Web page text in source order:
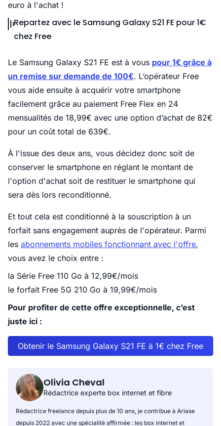
euro à l'achat !
Repartez avec le Samsung Galaxy S21 FE pour 1€
chez Free
Le Samsung Galaxy S21 FE est à vous pour 1€ grâce à
un remise sur demande de 100€. L’opérateur Free
vous aide ensuite à acquérir votre smartphone
facilement grâce au paiement Free Flex en 24
mensualités de 18,99€ avec une option d’achat de 82€
pour un coût total de 639€.
À l'issue des deux ans, vous décidez donc soit de
conserver le smartphone en réglant le montant de
l'option d'achat soit de restituer le smartphone qui
sera dès lors reconditionné.
Et tout cela est conditionné à la souscription à un
forfait sans engagement auprès de l'opérateur. Parmi
les abonnements mobiles fonctionnant avec l'offre,
vous avez le choix entre :
la Série Free 110 Go à 12,99€/mois
le forfait Free 5G 210 Go à 19,99€/mois
Pour profiter de cette offre exceptionnelle, c’est
juste ici :
Obtenir le Samsung Galaxy S21 FE à 1€ chez Free
Olivia Cheval
Rédactrice experte box internet et fibre
Rédactrice freelance depuis plus de 10 ans, je contribue à Ariase
depuis 2022 avec une spécialité affirmée : les box internet et